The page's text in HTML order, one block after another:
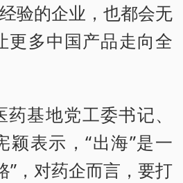
验的企业，也都会无
更多中国产品走向全
基地党工委书记、
颖表示，“出海”是一
”，对药企而言，要打